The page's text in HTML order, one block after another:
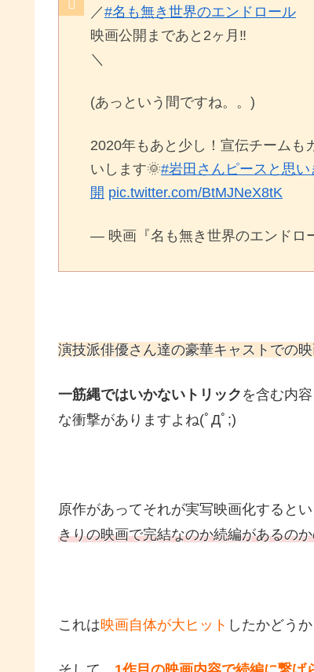
／#名も無き世界のエンドロール
映画公開まであと2ヶ月‼️
＼
(あっという間ですね。。)
2020年もあと少し！宣伝チームも
いします🌞#岩田さんピースと思い
開 pic.twitter.com/BtMJNeX8tK
— 映画『名も無き世界のエンドロ
演技派俳優さん達の豪華キャストでの
一筋縄ではいかないトリック を含む内
な衝撃がありますよね(ﾟДﾟ;)
原作があってそれが実写映画化すると
きりの映画で完結なのか続編があるの
これは映画自体が大ヒット したかどう